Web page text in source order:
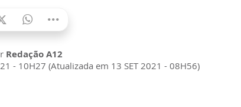
Redação A12
- 10H27 (Atualizada em 13 SET 2021 - 08H56)